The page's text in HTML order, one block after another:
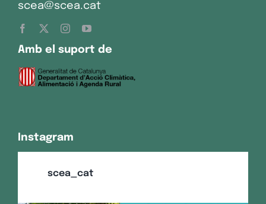
scea@scea.cat
Amb el suport de
Instagram
scea_cat